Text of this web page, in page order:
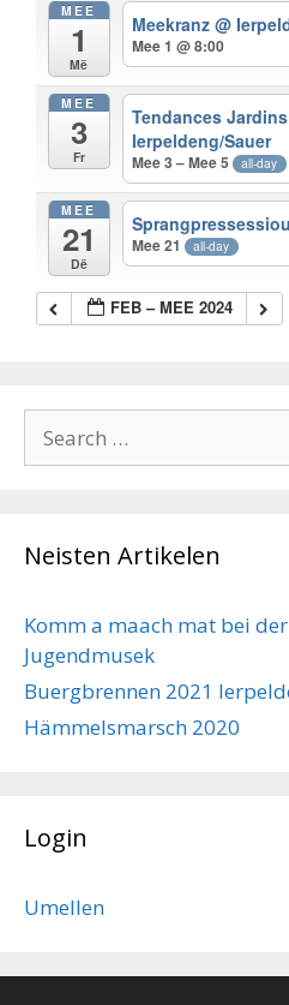
MEE
1
Më
Meekranz@
Mee 1 @ 8:00
MEE
3
Fr
Tendances
Ierpeldeng/Sauer
Mee 3 – Mee 5 all-day
MEE
21
Dë
Mee 21 all-day
FEB – MEE 2024
for:
Neisten Artikelen
Komm a maach mat bei
Jugendmusek
Buergbrennen 2021
Hämmelsmarsch 2020
Login
Umellen